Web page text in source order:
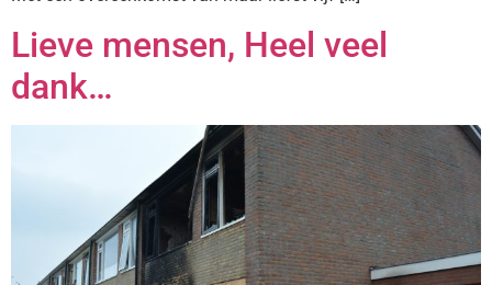
Lieve mensen, Heel veel
dank…